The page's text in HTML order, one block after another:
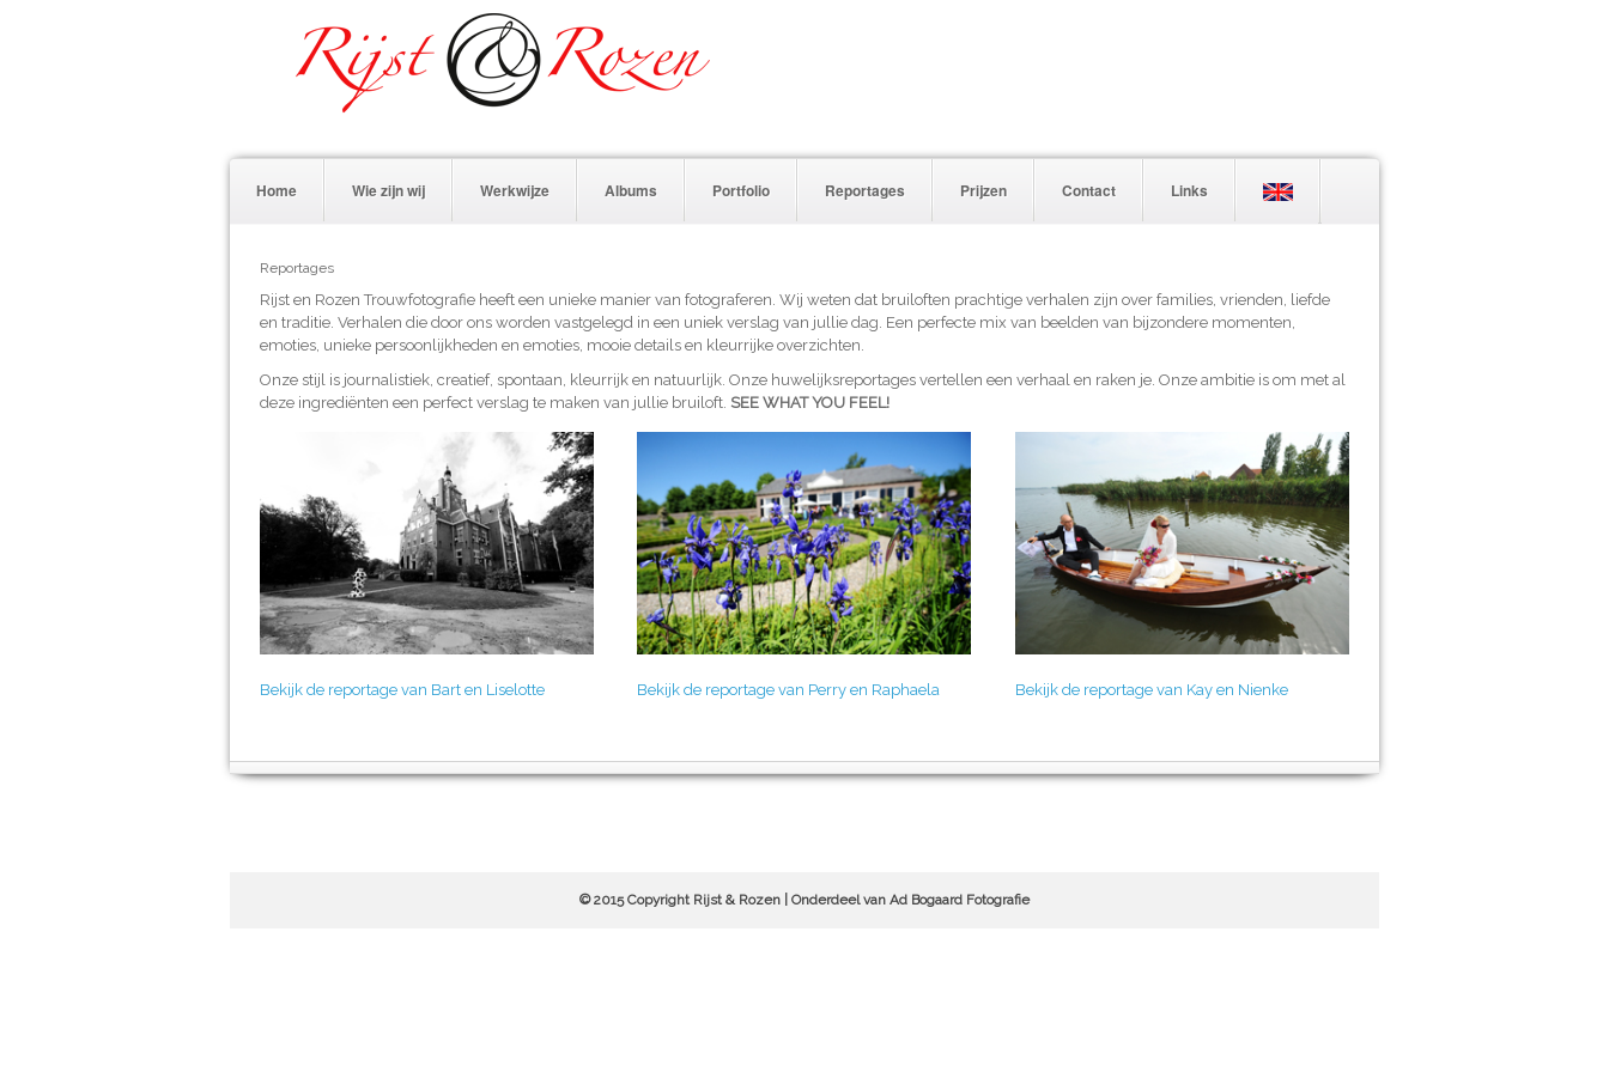
Home Wie zijn wij Werkwijze Albums Portfolio Reportages Prijzen Contact Links
Reportages
Rijst en Rozen Trouwfotografie heeft een unieke manier van fotograferen. Wij weten dat bruiloften prachtige verhalen zijn over families, vrienden, liefde
en traditie. Verhalen die door ons worden vastgelegd in een uniek verslag van jullie dag. Een perfecte mix van beelden van bijzondere momenten,
emoties, unieke persoonlijkheden en emoties, mooie details en kleurrijke overzichten.
Onze stijl is journalistiek, creatief, spontaan, kleurrijk en natuurlijk. Onze huwelijksreportages vertellen een verhaal en raken je. Onze ambitie is om met al
deze ingrediënten een perfect verslag te maken van jullie bruiloft. SEE WHAT YOU FEEL!
Bekijk de reportage van Bart en Liselotte Bekijk de reportage van Perry en Raphaela Bekijk de reportage van Kay en Nienke
© 2015 Copyright Rijst & Rozen | Onderdeel van Ad Bogaard Fotografie